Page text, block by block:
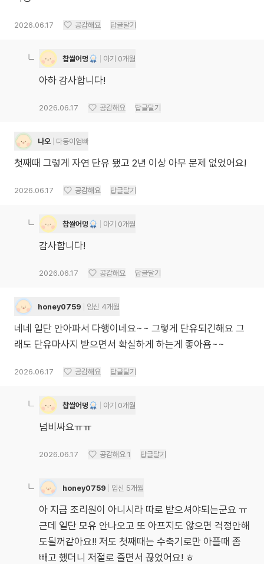
2026.06.17 공감해요 답글달기
찹쌀어멍 아기 0개월
아하 감사합니다!
2026.06.17 공감해요 답글달기
나오 다둥이엄빠
첫째때 그렇게 자연 단유 됐고 2년 이상 아무 문제 없었어요!
2026.06.17 공감해요 답글달기
찹쌀어멍 아기 0개월
감사합니다!
2026.06.17 공감해요 답글달기
honey0759 임신 4개월
네네 일단 안아파서 다행이네요~~ 그렇게 단유되긴해요 그
래도 단유마사지 받으면서 확실하게 하는게 좋아욤~~
2026.06.17 공감해요 답글달기
찹쌀어멍 아기 0개월
넘비싸요ㅠㅠ
2026.06.17 공감해요 1 답글달기
honey0759 임신 5개월
아 지금 조리원이 아니시라 따로 받으셔야되는군요 ㅠ
근데 일단 모유 안나오고 또 아프지도 않으면 걱정안해
도될꺼같아요!! 저도 첫째때는 수축기로만 아플때 좀
빼고 했더니 저절로 줄면서 끊었어요! ㅎ